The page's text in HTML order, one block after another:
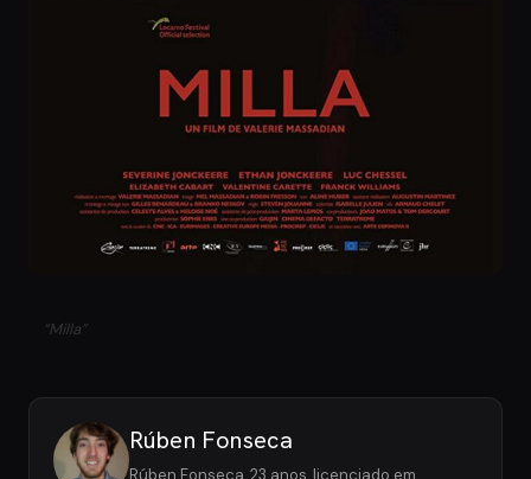
“Milla”
Rúben Fonseca
Rúben Fonseca, 23 anos, licenciado em